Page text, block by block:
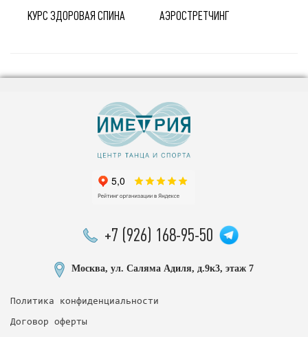
КУРС ЗДОРОВАЯ СПИНА АЭРОСТРЕТЧИНГ
+7 (926) 168-95-50
Москва, ул. Саляма Адиля, д.9к3, этаж 7
Политика конфиденциальности
Договор оферты